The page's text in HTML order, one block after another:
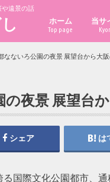
遠景の話
ホーム
Top page
当サ
なないろ公園の夜景 展望台から大
夜景 展望台
シェア は
国際文化公園都市、通